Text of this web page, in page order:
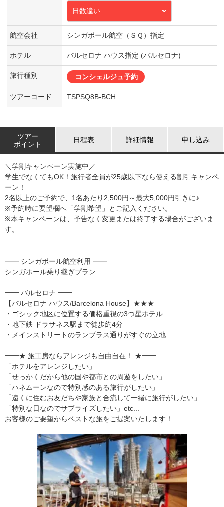
日数違い
航空会社 シンガポール航空（ＳＱ）指定
ホテル バルセロナ ハウス指定 (バルセロナ)
旅行種別 コンシェルジュ予約
ツアーコード TSPSQ8B-BCH
ツアー
ポイント
日程表 詳細情報 申し込み
＼学割キャンペーン実施中／
学生でなくてもOK！旅行者全員が25歳以下なら使える割引キャンペ
ーン！
2名以上のご予約で、1名あたり2,500円～最大5,000円引きに♪
※予約時に要望欄へ「学割希望」とご記入ください。
※本キャンペーンは、予告なく変更または終了する場合がございま
す。
━━ シンガポール航空利用 ━━
シンガポール乗り継ぎプラン
━━ バルセロナ ━━
【バルセロナ ハウス/Barcelona House】★★★
・ゴシック地区に位置する価格重視の3つ星ホテル
・地下鉄 ドラサネス駅まで徒歩約4分
・メインストリートのランブラス通りがすぐの立地
━━★ 旅工房ならアレンジも自由自在！ ★━━
「ホテルをアレンジしたい」
「せっかくだから他の国や都市との周遊をしたい」
「ハネムーンなので特別感のある旅行がしたい」
「遠くに住むお友だちや家族と合流して一緒に旅行がしたい」
「特別な日なのでサプライズしたい」etc...
お客様のご要望からベストな旅をご提案いたします！